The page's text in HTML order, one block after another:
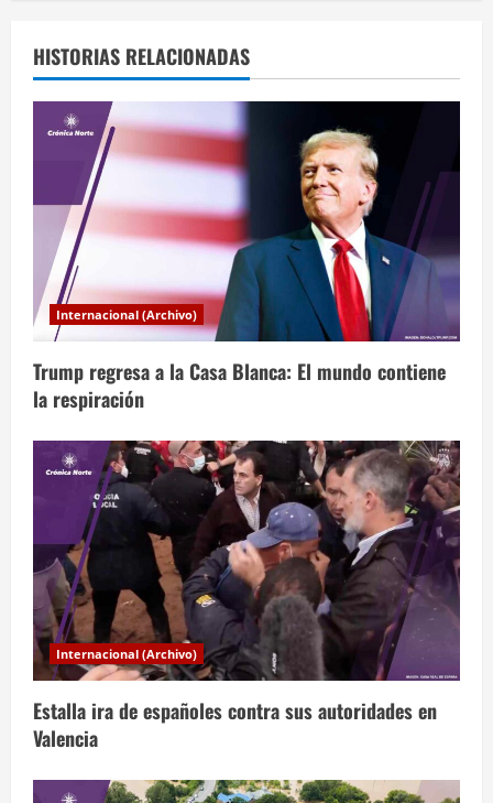
a
c
ó
d
e
e
n
a
d
a
s
HISTORIAS RELACIONADAS
Internacional (Archivo)
Trump regresa a la Casa Blanca: El mundo contiene
la respiración
Internacional (Archivo)
Estalla ira de españoles contra sus autoridades en
Valencia